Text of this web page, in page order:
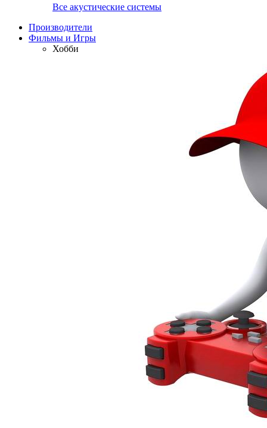
Все акустические системы
Производители
Фильмы и Игры
Хобби